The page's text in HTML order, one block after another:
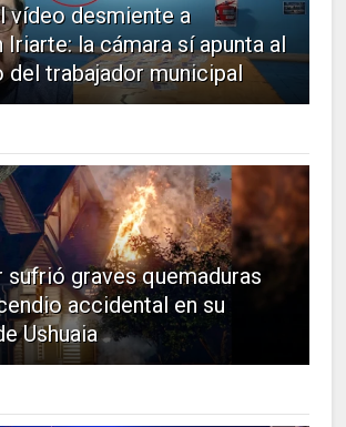
vídeo desmiente a
Iriarte: la cámara sí apunta al
trabajador municipal
sufrió graves quemaduras
accidental en su
Ushuaia